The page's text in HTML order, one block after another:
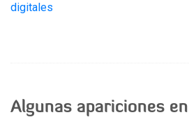
digitales
Algunas apariciones